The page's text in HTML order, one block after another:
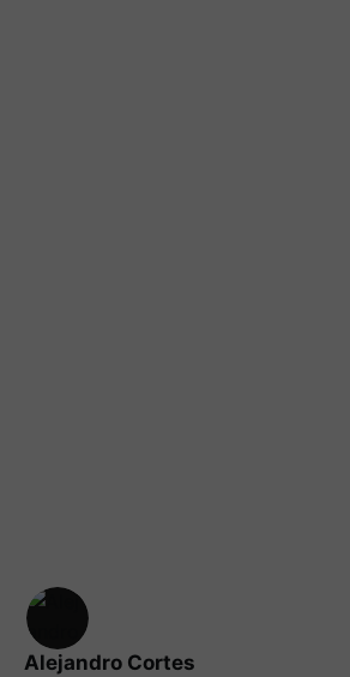
Alejandro Cortes